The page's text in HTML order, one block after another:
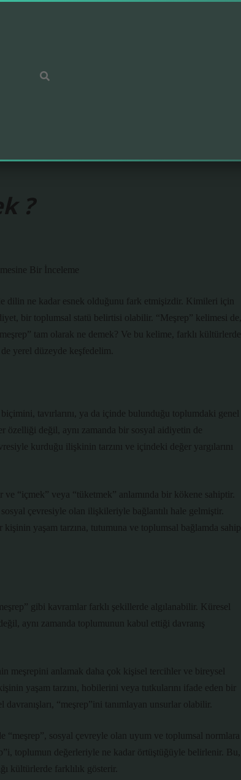
?
Bir İnceleme
dilin ne kadar esnek olduğunu fark etmişizdir. Kimileri için
bir toplumsal statü belirtisi olabilir. “Meşrep” kelimesi de,
tam olarak ne demek? Ve bu kelime, farklı kültürlerde
yerel düzeyde keşfedelim.
tavırlarını, ya da içinde bulunduğu toplumdaki genel
özelliği değil, aynı zamanda bir sosyal aidiyetin de
kurduğu ilişkinin tarzını ve içindeki değer yargılarını
“içmek” veya “tüketmek” anlamında bir kökene sahiptir.
çevresiyle olan ilişkileriyle bağlantılı hale gelmiştir.
kişinin yaşam tarzına, tutumuna ve toplumsal bağlamda sahip
gibi kavramlar farklı şekillerde algılanabilir. Küresel
aynı zamanda toplumunun kabul ettiği davranış
meşrepini anlamak daha çok kişisel tercihler ve bireysel
yaşam tarzını, hobilerini veya tutkularını ifade eden bir
“meşrep”ini tanımlayan unsurlar olabilir.
sosyal çevreyle olan uyum ve toplumsal normlara
toplumun değerleriyle ne kadar örtüştüğüyle belirlenir. Bu,
kültürlerde farklılık gösterir.